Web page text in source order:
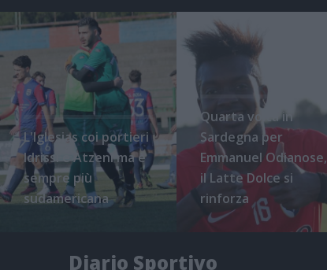
L'Iglesias coi portieri
Idrissi e Atzeni ma è
sempre più
sudamericana
Quarta volta in
Sardegna per
Emmanuel Odianose,
il Latte Dolce si
rinforza
Diario Sportivo